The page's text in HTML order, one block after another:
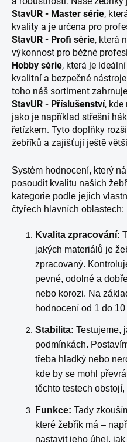
StavUR - Master série,
kvality a je určena pro
StavUR - Profi série, která
výkonnost pro běžné
Hobby série, která je
kvalitní a bezpečné
toho náš sortiment
StavUR - Příslušenství, kde
jako je například střešní
řetízkem. Tyto doplňky
žebříků a zajišťují ještě
Systém hodnocení, který
posoudit kvalitu našich
kategorie podle jejich
čtyřech hlavních oblastech:
Kvalita zpracování:
jakých materiálů je
zpracovaný.
pevné, odolné a
nebo korozi. Na
hodnocení od 1 do 10
Stabilita: Testujeme,
podmínkách.
třeba hladký nebo
kde by se mohl
těchto testech
Funkce: Tady
které žebřík má –
nastavit jeho úhel,